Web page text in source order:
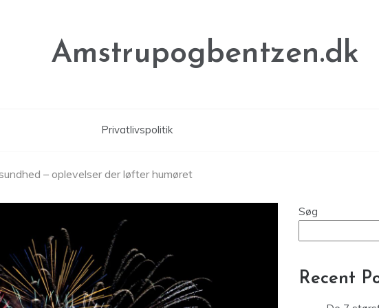
Amstrupogbentzen.dk
Privatlivspolitik
– oplevelser der løfter humøret
Søg
Recent